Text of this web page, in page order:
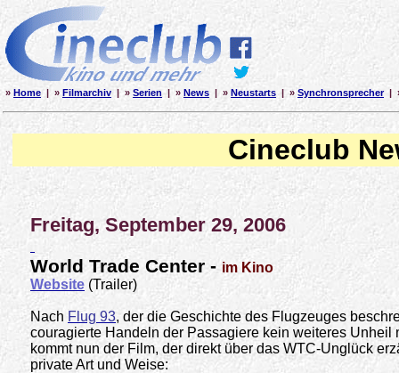
» Home| » Filmarchiv | » Serien | » News | » Neustarts | » Synchronsprecher|
Cineclub
Freitag, September 29, 2006
World Trade Center - im Kino
Website (Trailer)
Nach Flug 93, der die Geschichte des Flugzeuges
couragierte Handeln der Passagiere kein weiteres Unheil
kommt nun der Film, der direkt über das WTC-Unglück
private Art und Weise: